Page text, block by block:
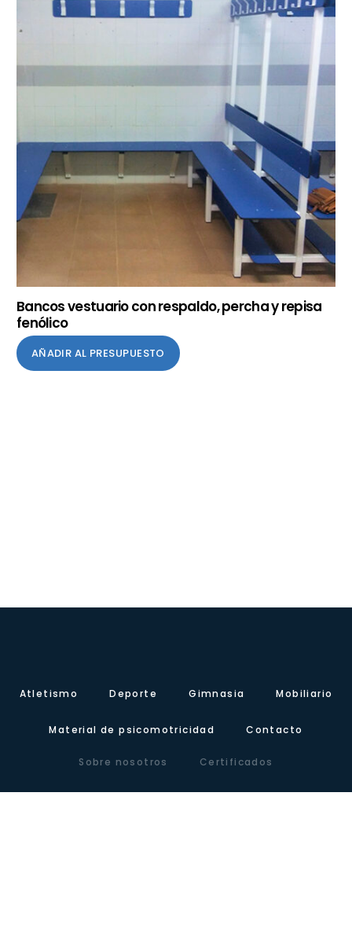
Bancos vestuario con respaldo, percha y repisa
fenólico
AÑADIR AL PRESUPUESTO
Atletismo Deporte Gimnasia Mobiliario
Material de psicomotricidad Contacto
Sobre nosotros Certificados